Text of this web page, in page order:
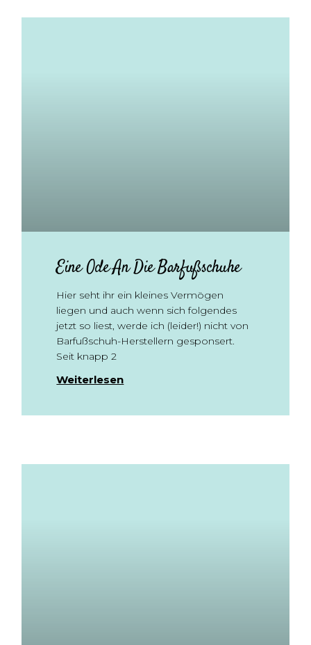
Eine Ode An Die Barfußschuhe
Hier seht ihr ein kleines Vermögen
liegen und auch wenn sich folgendes
jetzt so liest, werde ich (leider!) nicht von
Barfußschuh-Herstellern gesponsert.
Seit knapp 2
Weiterlesen